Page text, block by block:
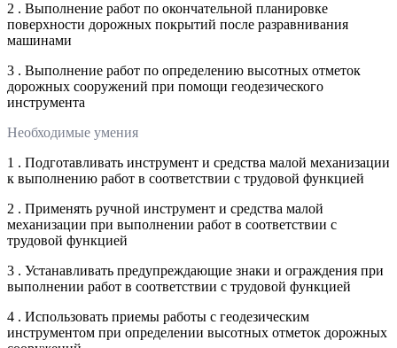
2 . Выполнение работ по окончательной планировке
поверхности дорожных покрытий после разравнивания
машинами
3 . Выполнение работ по определению высотных отметок
дорожных сооружений при помощи геодезического
инструмента
Необходимые умения
1 . Подготавливать инструмент и средства малой механизации
к выполнению работ в соответствии с трудовой функцией
2 . Применять ручной инструмент и средства малой
механизации при выполнении работ в соответствии с
трудовой функцией
3 . Устанавливать предупреждающие знаки и ограждения при
выполнении работ в соответствии с трудовой функцией
4 . Использовать приемы работы с геодезическим
инструментом при определении высотных отметок дорожных